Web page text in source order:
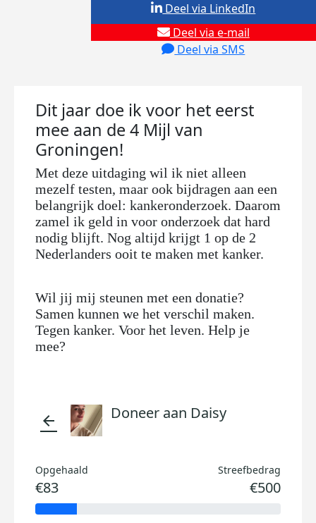
Deel via e-mail
Deel via SMS
Deel via LinkedIn
Dit jaar doe ik voor het eerst
mee aan de 4 Mijl van
Groningen!
Met deze uitdaging wil ik niet alleen
mezelf testen, maar ook bijdragen aan een
belangrijk doel: kankeronderzoek. Daarom
zamel ik geld in voor onderzoek dat hard
nodig blijft. Nog altijd krijgt 1 op de 2
Nederlanders ooit te maken met kanker.
Wil jij mij steunen met een donatie?
Samen kunnen we het verschil maken.
Tegen kanker. Voor het leven. Help je
mee?
arrow_back Doneer aan Daisy
Opgehaald
€83
Streefbedrag
€500